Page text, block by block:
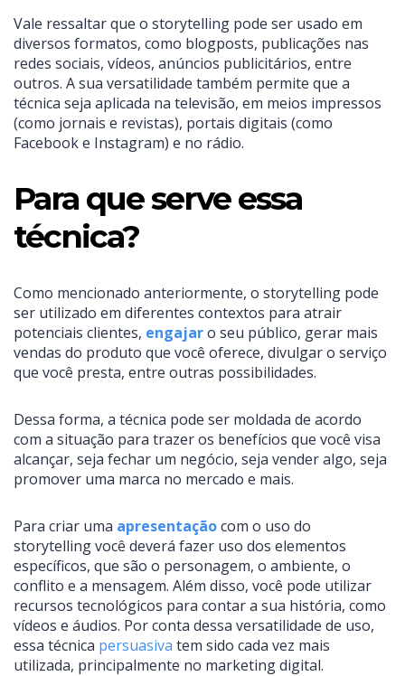
Vale ressaltar que o storytelling pode ser usado em
diversos formatos, como blogposts, publicações nas
redes sociais, vídeos, anúncios publicitários, entre
outros. A sua versatilidade também permite que a
técnica seja aplicada na televisão, em meios impressos
(como jornais e revistas), portais digitais (como
Facebook e Instagram) e no rádio.
Para que serve essa
técnica?
Como mencionado anteriormente, o storytelling pode
ser utilizado em diferentes contextos para atrair
potenciais clientes, engajaro seu público, gerar mais
vendas do produto que você oferece, divulgar o serviço
que você presta, entre outras possibilidades.
Dessa forma, a técnica pode ser moldada de acordo
com a situação para trazer os benefícios que você visa
alcançar, seja fechar um negócio, seja vender algo, seja
promover uma marca no mercado e mais.
Para criar uma apresentaçãocom o uso do
storytelling você deverá fazer uso dos elementos
específicos, que são o personagem, o ambiente, o
conflito e a mensagem. Além disso, você pode utilizar
recursos tecnológicos para contar a sua história, como
vídeos e áudios. Por conta dessa versatilidade de uso,
essa técnica persuasiva tem sido cada vez mais
utilizada, principalmente no marketing digital.